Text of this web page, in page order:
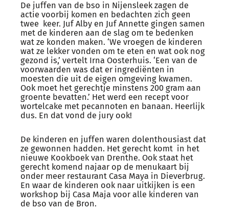
De juffen van de bso in Nijensleek zagen de
actie voorbij komen en bedachten zich geen
twee keer. Juf Alby en Juf Annette gingen samen
met de kinderen aan de slag om te bedenken
wat ze konden maken. ‘We vroegen de kinderen
wat ze lekker vonden om te eten en wat ook nog
gezond is,’ vertelt Irna Oosterhuis. ‘Een van de
voorwaarden was dat er ingrediënten in
moesten die uit de eigen omgeving kwamen.
Ook moet het gerechtje minstens 200 gram aan
groente bevatten.’ Het werd een recept voor
wortelcake met pecannoten en banaan. Heerlijk
dus. En dat vond de jury ook!
De kinderen en juffen waren dolenthousiast dat
ze gewonnen hadden. Het gerecht komt in het
nieuwe Kookboek van Drenthe. Ook staat het
gerecht komend najaar op de menukaart bij
onder meer restaurant Casa Maya in Dieverbrug.
En waar de kinderen ook naar uitkijken is een
workshop bij Casa Maja voor alle kinderen van
de bso van de Bron.